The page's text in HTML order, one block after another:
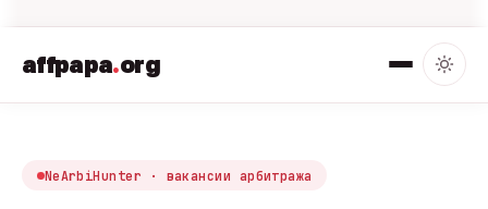
affpapa.org
NeArbiHunter · вакансии арбитража